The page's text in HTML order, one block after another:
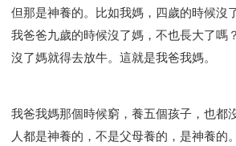
但那是神養的。比如我媽，四歲的時候沒
我爸爸九歲的時候沒了媽，不也長大了嗎
沒了媽就得去放牛。這就是我爸我媽。
我爸我媽那個時候窮，養五個孩子，也都
人都是神養的，不是父母養的，是神養的